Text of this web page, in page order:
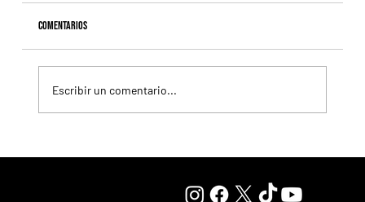
Comentarios
Escribir un comentario...